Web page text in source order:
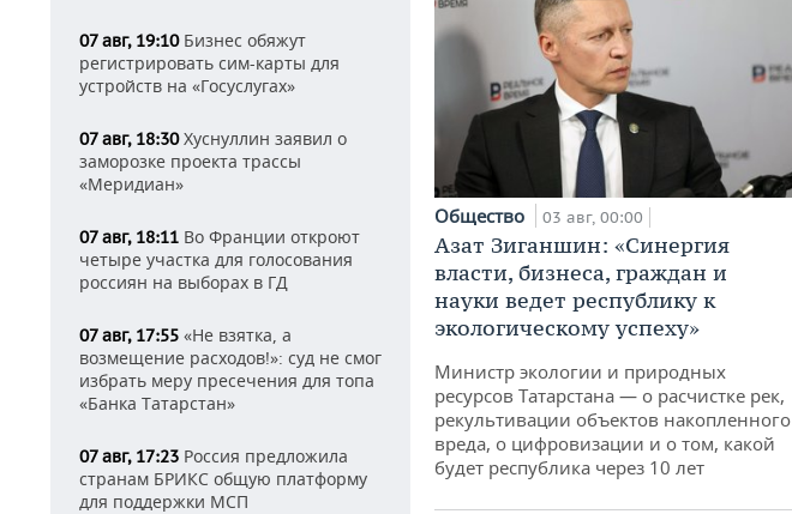
07 авг, 19:10Бизнес обяжут
регистрировать сим-карты для
устройств на «Госуслугах»
07 авг, 18:30Хуснуллин заявил о
заморозке проекта трассы
«Меридиан»
07 авг, 18:11 Во Франции откроют
четыре участка для голосования
россиян на выборах в ГД
07 авг, 17:55 «Не взятка, а
возмещение расходов!»: суд не смог
избрать меру пресечения для топа
«Банка Татарстан»
07 авг, 17:23 Россия предложила
странам БРИКС общую платформу
для поддержки МСП
Общество 03 авг, 00:00
Азат Зиганшин: «Синергия
власти, бизнеса, граждан и
науки ведет республику к
экологическому успеху»
Министр экологии и природных
ресурсов Татарстана — о расчистке рек,
рекультивации объектов накопленного
вреда, о цифровизации и о том, какой
будет республика через 10 лет